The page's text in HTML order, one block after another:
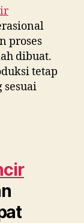
proses
dibuat.
tetap
sesuai